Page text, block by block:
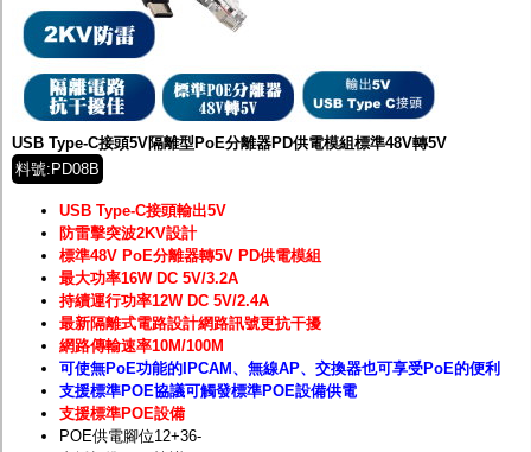
USB Type-C接頭5V隔離型PoE分離器PD供電模組標準48V轉5V
料號:PD08B
USB Type-C接頭輸出5V
防雷擊突波2KV設計
標準48V PoE分離器轉5V PD供電模組
最大功率16W DC 5V/3.2A
持續運行功率12W DC 5V/2.4A
最新隔離式電路設計網路訊號更抗干擾
網路傳輸速率10M/100M
可使無PoE功能的IPCAM、無線AP、交換器也可享受PoE的便利
支援標準POE協議可觸發標準POE設備供電
支援標準POE設備
POE供電腳位12+36-